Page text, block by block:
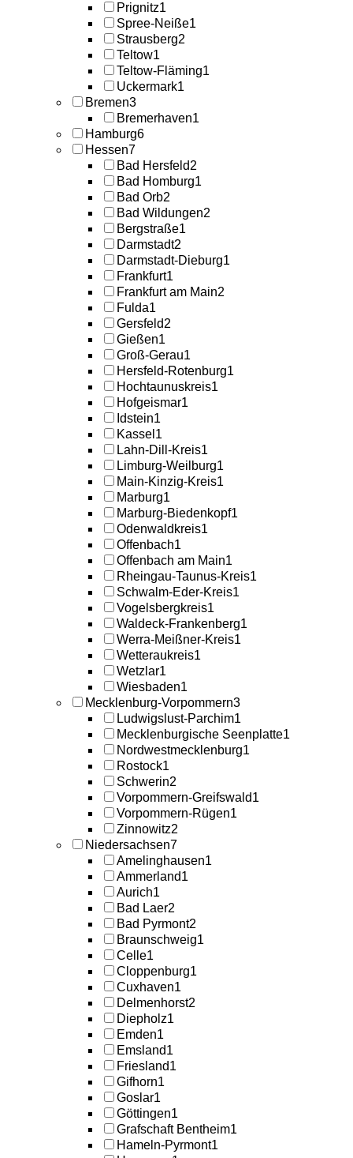
Prignitz1
Spree-Neiße1
Strausberg2
Teltow1
Teltow-Fläming1
Uckermark1
Bremen3
Bremerhaven1
Hamburg6
Hessen7
Bad Hersfeld2
Bad Homburg1
Bad Orb2
Bad Wildungen2
Bergstraße1
Darmstadt2
Darmstadt-Dieburg1
Frankfurt1
Frankfurt am Main2
Fulda1
Gersfeld2
Gießen1
Groß-Gerau1
Hersfeld-Rotenburg1
Hochtaunuskreis1
Hofgeismar1
Idstein1
Kassel 1
Lahn-Dill-Kreis1
Limburg-Weilburg1
Main-Kinzig-Kreis1
Marburg1
Marburg-Biedenkopf1
Odenwaldkreis1
Offenbach1
Offenbach am Main1
Rheingau-Taunus-Kreis1
Schwalm-Eder-Kreis1
Vogelsbergkreis1
Waldeck-Frankenberg1
Werra-Meißner-Kreis1
Wetteraukreis1
Wetzlar1
Wiesbaden1
Mecklenburg-Vorpommern3
Ludwigslust-Parchim1
Mecklenburgische Seenplatte1
Nordwestmecklenburg1
Rostock1
Schwerin2
Vorpommern-Greifswald1
Vorpommern-Rügen1
Zinnowitz2
Niedersachsen7
Amelinghausen1
Ammerland1
Aurich1
Bad Laer2
Bad Pyrmont2
Braunschweig1
Celle1
Cloppenburg1
Cuxhaven1
Delmenhorst2
Diepholz1
Emden1
Emsland1
Friesland1
Gifhorn1
Goslar1
Göttingen1
Grafschaft Bentheim1
Hameln-Pyrmont1